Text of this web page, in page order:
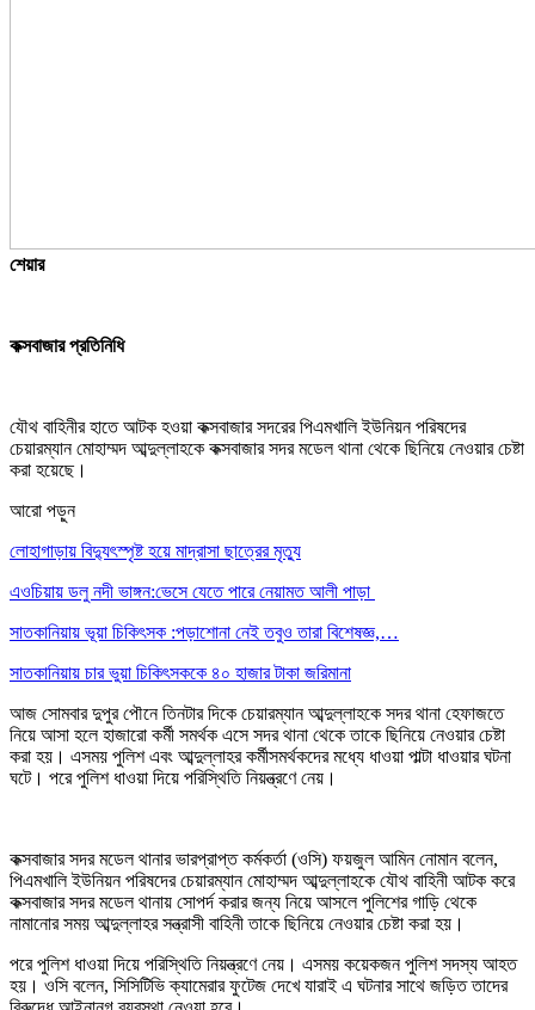
শেয়ার
কক্সবাজার প্রতিনিধি
যৌথ বাহিনীর হাতে আটক হওয়া কক্সবাজার সদরের পিএমখালি ইউনিয়ন পরিষদের
চেয়ারম্যান মোহাম্মদ আব্দুল্লাহকে কক্সবাজার সদর মডেল থানা থেকে ছিনিয়ে নেওয়ার চেষ্টা
করা হয়েছে।
আরো পড়ুন
লোহাগাড়ায় বিদ্যুৎস্পৃষ্ট হয়ে মাদ্রাসা ছাত্রের মৃত্যু
এওচিয়ায় ডলু নদী ভাঙ্গন:ভেসে যেতে পারে নেয়ামত আলী পাড়া
সাতকানিয়ায় ভূয়া চিকিৎসক :পড়াশোনা নেই তবুও তারা বিশেষজ্ঞ,…
সাতকানিয়ায় চার ভুয়া চিকিৎসককে ৪০ হাজার টাকা জরিমানা
আজ সোমবার দুপুর পৌনে তিনটার দিকে চেয়ারম্যান আব্দুল্লাহকে সদর থানা হেফাজতে
নিয়ে আসা হলে হাজারো কর্মী সমর্থক এসে সদর থানা থেকে তাকে ছিনিয়ে নেওয়ার চেষ্টা
করা হয়। এসময় পুলিশ এবং আব্দুল্লাহর কর্মীসমর্থকদের মধ্যে ধাওয়া পাল্টা ধাওয়ার ঘটনা
ঘটে। পরে পুলিশ ধাওয়া দিয়ে পরিস্থিতি নিয়ন্ত্রণে নেয়।
কক্সবাজার সদর মডেল থানার ভারপ্রাপ্ত কর্মকর্তা (ওসি) ফয়জুল আমিন নোমান বলেন,
পিএমখালি ইউনিয়ন পরিষদের চেয়ারম্যান মোহাম্মদ আব্দুল্লাহকে যৌথ বাহিনী আটক করে
কক্সবাজার সদর মডেল থানায় সোপর্দ করার জন্য নিয়ে আসলে পুলিশের গাড়ি থেকে
নামানোর সময় আব্দুল্লাহর সন্ত্রাসী বাহিনী তাকে ছিনিয়ে নেওয়ার চেষ্টা করা হয়।
পরে পুলিশ ধাওয়া দিয়ে পরিস্থিতি নিয়ন্ত্রণে নেয়। এসময় কয়েকজন পুলিশ সদস্য আহত
হয়। ওসি বলেন, সিসিটিভি ক্যামেরার ফুটেজ দেখে যারাই এ ঘটনার সাথে জড়িত তাদের